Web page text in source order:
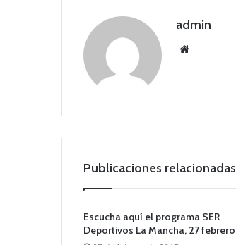
admin
Publicaciones relacionadas
Escucha aquí el programa SER
Deportivos La Mancha, 27 febrero